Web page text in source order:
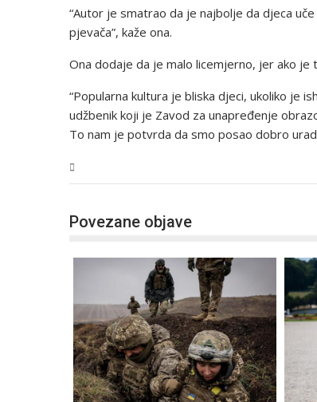
“Autor je smatrao da je najbolje da djeca
pjevača”, kaže ona.
Ona dodaje da je malo licemjerno, jer ako je
“Popularna kultura je bliska djeci, ukoliko je
udžbenik koji je Zavod za unapređenje
To nam je potvrda da smo posao dobro
Povezane objave